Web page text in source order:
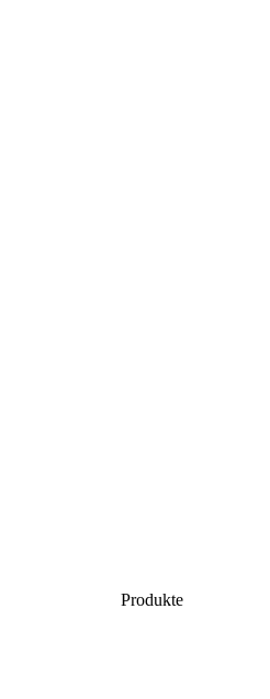
Produkte